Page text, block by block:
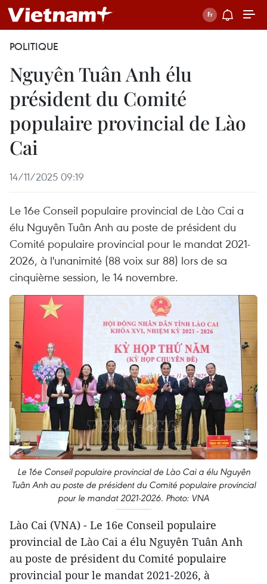
POLITIQUE
Nguyên Tuân Anh élu
président du Comité
populaire provincial de Lào
Cai
14/11/2025 09:19
Le 16e Conseil populaire provincial de Lào Cai a
élu Nguyên Tuân Anh au poste de président du
Comité populaire provincial pour le mandat 2021-
2026, à l'unanimité (88 voix sur 88) lors de sa
cinquième session, le 14 novembre.
Le 16e Conseil populaire provincial de Lào Cai a élu Nguyên
Tuân Anh au poste de président du Comité populaire provincial
pour le mandat 2021-2026. Photo: VNA
Lào Cai (VNA) - Le 16e Conseil populaire
provincial de Lào Cai a élu Nguyên Tuân Anh
au poste de président du Comité populaire
provincial pour le mandat 2021-2026, à